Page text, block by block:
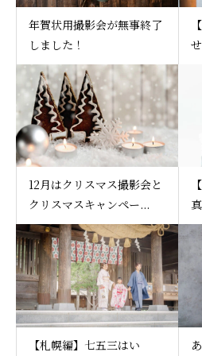
年賀状用撮影会が無事終了
しました！
12月はクリスマス撮影会と
クリスマスキャンペー...
【札幌編】七五三はい